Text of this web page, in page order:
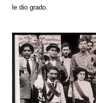
le dio grado.